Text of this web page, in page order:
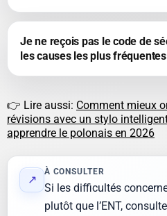
Je ne reçois pas le code de
les causes les plus
👉 Lire aussi: Comment mieux
révisions avec un stylo
apprendre le polonais en 2026
↗
À CONSULTER
Si les difficultés
plutôt que l’ENT,